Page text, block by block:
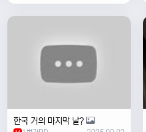
한국 거의 마지막 날?